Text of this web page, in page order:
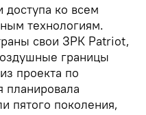
ко всем
технологиям.
свои ЗРК Patriot,
границы
проекта по
планировала
пятого поколения,